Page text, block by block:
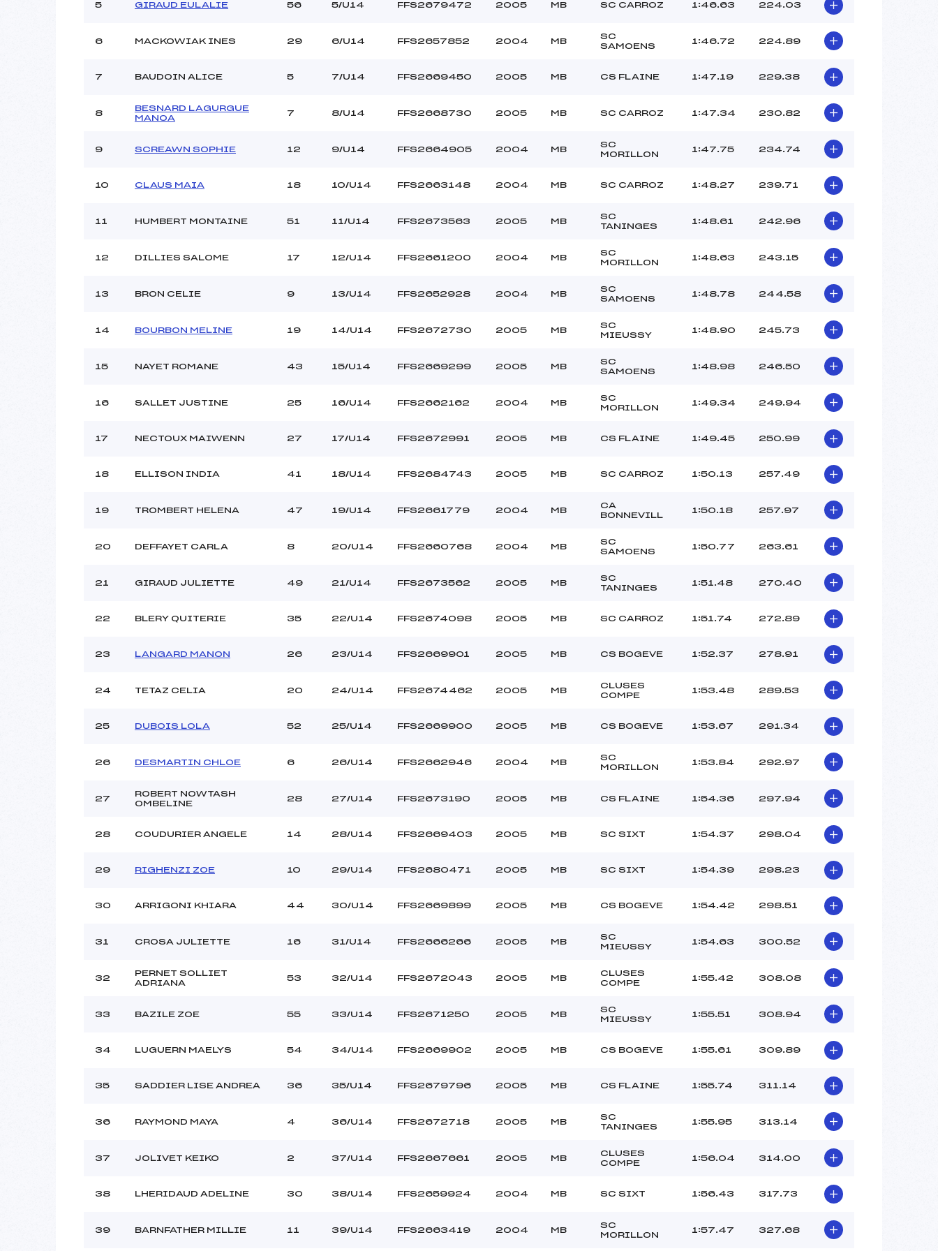
Température départ :
-6
Pénalité appliquée :
184.4400
5 GIRAUD EULALIE 56 5/U14 FFS2679472 2005 MB SC CARROZ 1:46.63 224.03
6 MACKOWIAK INES 29 6/U14 FFS2657852 2004 MB
SC
SAMOENS
1:46.72 224.89
7 BAUDOIN ALICE 5 7/U14 FFS2669450 2005 MB CS FLAINE 1:47.19 229.38
8
BESNARD LAGURGUE
MANOA
7 8/U14 FFS2668730 2005 MB SC CARROZ 1:47.34 230.82
9 SCREAWN SOPHIE 12 9/U14 FFS2664905 2004 MB
SC
MORILLON
1:47.75 234.74
10 CLAUS MAIA 18 10/U14 FFS2663148 2004 MB SC CARROZ 1:48.27 239.71
11 HUMBERT MONTAINE 51 11/U14 FFS2673563 2005 MB
SC
TANINGES
1:48.61 242.96
12 DILLIES SALOME 17 12/U14 FFS2661200 2004 MB
SC
MORILLON
1:48.63 243.15
13 BRON CELIE 9 13/U14 FFS2652928 2004 MB
SC
SAMOENS
1:48.78 244.58
14 BOURBON MELINE 19 14/U14 FFS2672730 2005 MB
SC
MIEUSSY
1:48.90 245.73
15 NAYET ROMANE 43 15/U14 FFS2669299 2005 MB
SC
SAMOENS
1:48.98 246.50
16 SALLET JUSTINE 25 16/U14 FFS2662162 2004 MB
SC
MORILLON
1:49.34 249.94
17 NECTOUX MAIWENN 27 17/U14 FFS2672991 2005 MB CS FLAINE 1:49.45 250.99
18 ELLISON INDIA 41 18/U14 FFS2684743 2005 MB SC CARROZ 1:50.13 257.49
19 TROMBERT HELENA 47 19/U14 FFS2661779 2004 MB
CA
BONNEVILL
1:50.18 257.97
20 DEFFAYET CARLA 8 20/U14 FFS2660768 2004 MB
SC
SAMOENS
1:50.77 263.61
21 GIRAUD JULIETTE 49 21/U14 FFS2673562 2005 MB
SC
TANINGES
1:51.48 270.40
22 BLERY QUITERIE 35 22/U14 FFS2674098 2005 MB SC CARROZ 1:51.74 272.89
23 LANGARD MANON 26 23/U14 FFS2669901 2005 MB CS BOGEVE 1:52.37 278.91
24 TETAZ CELIA 20 24/U14 FFS2674462 2005 MB
CLUSES
COMPE
1:53.48 289.53
25 DUBOIS LOLA 52 25/U14 FFS2669900 2005 MB CS BOGEVE 1:53.67 291.34
26 DESMARTIN CHLOE 6 26/U14 FFS2662946 2004 MB
SC
MORILLON
1:53.84 292.97
27
ROBERT NOWTASH
OMBELINE
28 27/U14 FFS2673190 2005 MB CS FLAINE 1:54.36 297.94
28 COUDURIER ANGELE 14 28/U14 FFS2669403 2005 MB SC SIXT 1:54.37 298.04
29 RIGHENZI ZOE 10 29/U14 FFS2680471 2005 MB SC SIXT 1:54.39 298.23
30 ARRIGONI KHIARA 44 30/U14 FFS2669899 2005 MB CS BOGEVE 1:54.42 298.51
31 CROSA JULIETTE 16 31/U14 FFS2666266 2005 MB
SC
MIEUSSY
1:54.63 300.52
32
PERNET SOLLIET
ADRIANA
53 32/U14 FFS2672043 2005 MB
CLUSES
COMPE
1:55.42 308.08
33 BAZILE ZOE 55 33/U14 FFS2671250 2005 MB
SC
MIEUSSY
1:55.51 308.94
34 LUGUERN MAELYS 54 34/U14 FFS2669902 2005 MB CS BOGEVE 1:55.61 309.89
35 SADDIER LISE ANDREA 36 35/U14 FFS2679796 2005 MB CS FLAINE 1:55.74 311.14
36 RAYMOND MAYA 4 36/U14 FFS2672718 2005 MB
SC
TANINGES
1:55.95 313.14
37 JOLIVET KEIKO 2 37/U14 FFS2667661 2005 MB
CLUSES
COMPE
1:56.04 314.00
38 LHERIDAUD ADELINE 30 38/U14 FFS2659924 2004 MB SC SIXT 1:56.43 317.73
39 BARNFATHER MILLIE 11 39/U14 FFS2663419 2004 MB
SC
MORILLON
1:57.47 327.68